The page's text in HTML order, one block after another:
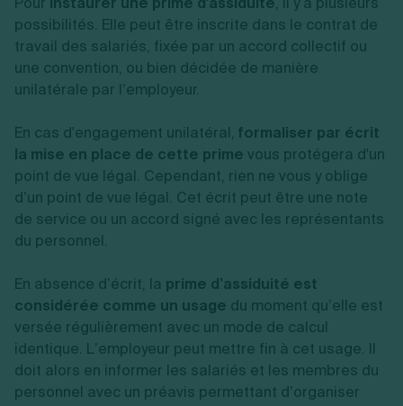
possibilités. Elle peut être inscrite dans le contrat de
travail des salariés, fixée par un accord collectif ou
une convention, ou bien décidée de manière
unilatérale par l’employeur.
En cas d'engagement unilatéral, formaliser par écrit
la mise en place de cette prime vous protégera d'un
point de vue légal. Cependant, rien ne vous y oblige
d’un point de vue légal. Cet écrit peut être une note
de service ou un accord signé avec les représentants
du personnel.
En absence d’écrit, la prime d’assiduité est
considérée comme un usage du moment qu’elle est
versée régulièrement avec un mode de calcul
identique. L’employeur peut mettre fin à cet usage. Il
doit alors en informer les salariés et les membres du
personnel avec un préavis permettant d’organiser